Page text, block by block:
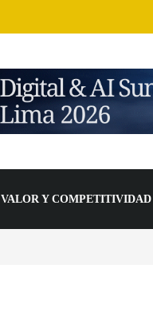
VALOR Y COMPETITIVIDAD